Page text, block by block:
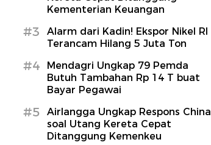
Kementerian Keuangan
#3
Alarm dari Kadin! Ekspor Nikel RI
Terancam Hilang 5 Juta Ton
#4
Mendagri Ungkap 79 Pemda
Butuh Tambahan Rp 14 T buat
Bayar Pegawai
#5
Airlangga Ungkap Respons China
soal Utang Kereta Cepat
Ditanggung Kemenkeu